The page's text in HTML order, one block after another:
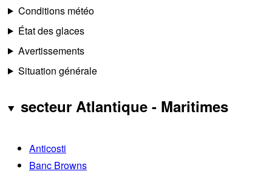
Conditions météo
État des glaces
Avertissements
Situation générale
secteur Atlantique - Maritimes
Anticosti
Banc Browns